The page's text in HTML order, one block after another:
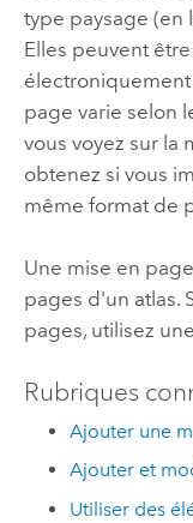
type paysage (en
Elles peuvent
page varie selon
vous voyez sur la
obtenez si vous
même format de
Une mise en
pages d'un atlas.
pages, utilisez une
Rubriques
Ajouter une
Ajouter et
Utiliser des